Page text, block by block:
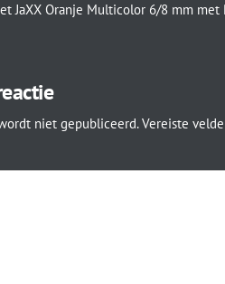
JaXX Oranje Multicolor 6/8 mm met
niet gepubliceerd. Vereiste